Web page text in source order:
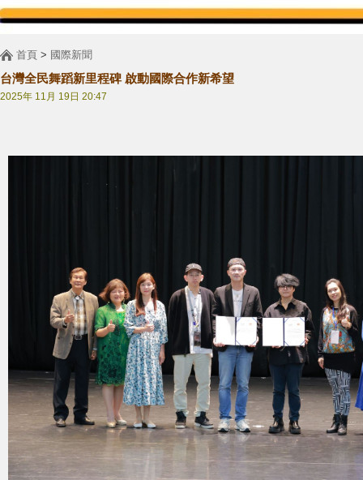
首頁 > 國際新聞
台灣全民舞蹈新里程碑 啟動國際合作新希望
2025年 11月 19日 20:47